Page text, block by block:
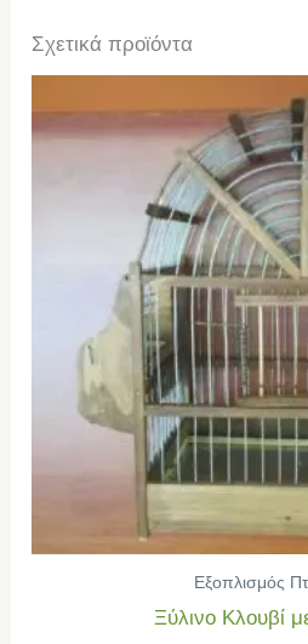
Σχετικά προϊόντα
Εξοπλισμός
Ξύλινο Κλουβί